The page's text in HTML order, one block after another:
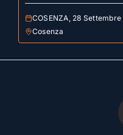
COSENZA, 28
Cosenza